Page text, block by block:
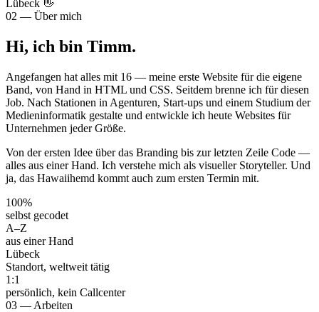
Lübeck 👋
02 — Über mich
Hi, ich bin Timm.
Angefangen hat alles mit 16 — meine erste Website für die eigene
Band, von Hand in HTML und CSS. Seitdem brenne ich für diesen
Job. Nach Stationen in Agenturen, Start-ups und einem Studium der
Medieninformatik gestalte und entwickle ich heute Websites für
Unternehmen jeder Größe.
Von der ersten Idee über das Branding bis zur letzten Zeile Code —
alles aus einer Hand. Ich verstehe mich als visueller Storyteller. Und
ja, das Hawaiihemd kommt auch zum ersten Termin mit.
100%
selbst gecodet
A–Z
aus einer Hand
Lübeck
Standort, weltweit tätig
1:1
persönlich, kein Callcenter
03 — Arbeiten